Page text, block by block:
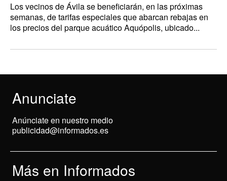
Los vecinos de Ávila se beneficiarán, en las próximas
semanas, de tarifas especiales que abarcan rebajas en
los precios del parque acuático Aquópolis, ubicado...
Anunciate
Anúnciate en nuestro medio
publicidad@informados.es
Más en Informados